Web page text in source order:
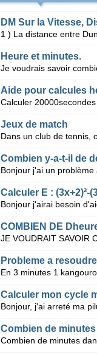
DM Sur la Vitesse,
Heure et minutes.
Je voudrais savoir
Aide pour calcules
Calculer
Jeux de match
Combien y-a-t-il de
Calculer E : (3x+2)²-
COMBIEN DE
Probleme a resoudre
Calculer mon cycle
Combien de
Combien de minutes